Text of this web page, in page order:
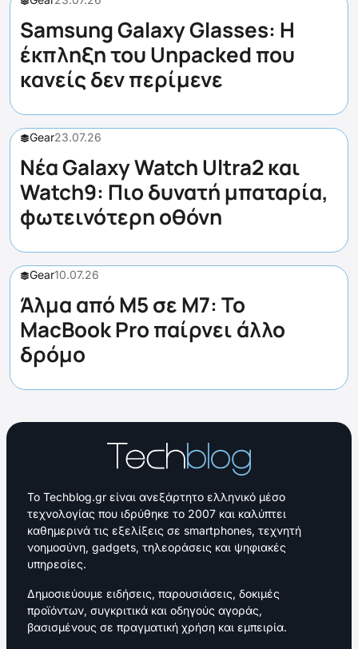
Samsung Galaxy Glasses: Η
έκπληξη του Unpacked που
κανείς δεν περίμενε
Gear23.07.26
Νέα Galaxy Watch Ultra2 και
Watch9: Πιο δυνατή μπαταρία,
φωτεινότερη οθόνη
Gear10.07.26
Άλμα από M5 σε M7: Το
MacBook Pro παίρνει άλλο
δρόμο
Το Techblog.gr είναι ανεξάρτητο ελληνικό μέσο
τεχνολογίας που ιδρύθηκε το 2007 και καλύπτει
καθημερινά τις εξελίξεις σε smartphones, τεχνητή
νοημοσύνη, gadgets, τηλεοράσεις και ψηφιακές
υπηρεσίες.
Δημοσιεύουμε ειδήσεις, παρουσιάσεις, δοκιμές
προϊόντων, συγκριτικά και οδηγούς αγοράς,
βασισμένους σε πραγματική χρήση και εμπειρία.